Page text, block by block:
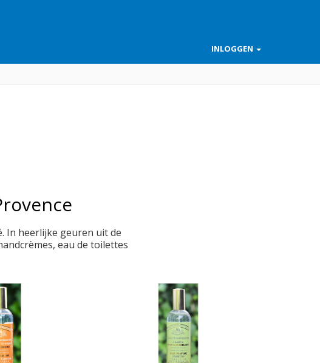
INLOGGEN
In heerlijke geuren uit de
eau de toilettes